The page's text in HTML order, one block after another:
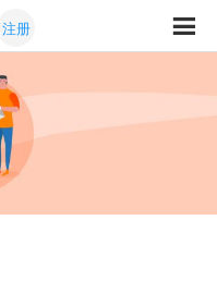
注册